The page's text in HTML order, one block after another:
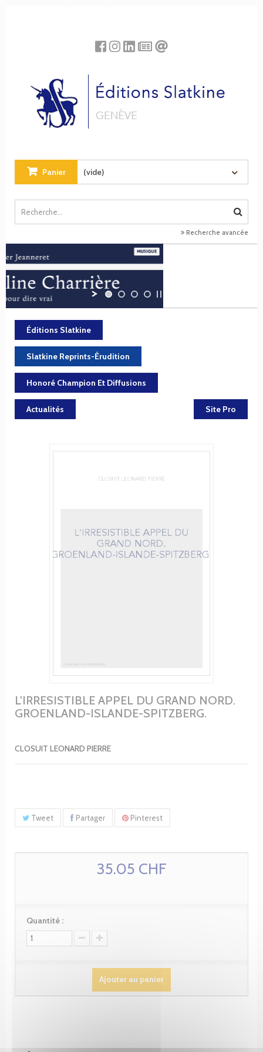
Panier (vide)
Recherche avancée
Éditions Slatkine
Slatkine Reprints-Érudition
Honoré Champion Et Diffusions
Actualités Site Pro
L'IRRESISTIBLE APPEL DU GRAND NORD.
GROENLAND-ISLANDE-SPITZBERG.
CLOSUIT LEONARD PIERRE
Tweet Partager Pinterest
35.05 CHF
Quantité :
Ajouter au panier